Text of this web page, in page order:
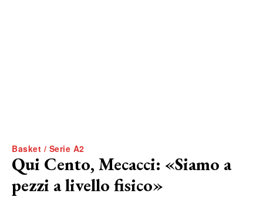
Basket / Serie A2
Qui Cento, Mecacci: «Siamo a
pezzi a livello fisico»